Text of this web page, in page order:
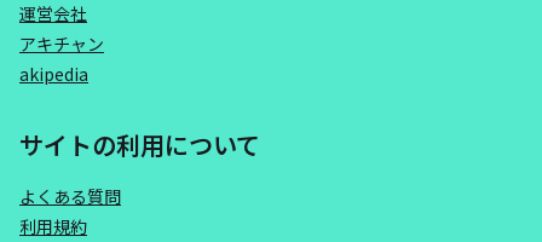
運営会社
アキチャン
akipedia
サイトの利用について
よくある質問
利用規約